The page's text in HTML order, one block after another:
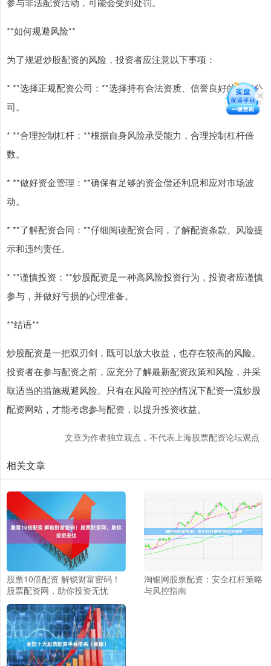
**如何规避风险**
为了规避炒股配资的风险，投资者应注意以下事项：
* **选择正规配资公司：**选择持有合法资质、信誉良好的配资公
司。
* **合理控制杠杆：**根据自身风险承受能力，合理控制杠杆倍
数。
* **做好资金管理：**确保有足够的资金偿还利息和应对市场波
动。
* **了解配资合同：**仔细阅读配资合同，了解配资条款、风险提
示和违约责任。
* **谨慎投资：**炒股配资是一种高风险投资行为，投资者应谨慎
参与，并做好亏损的心理准备。
**结语**
炒股配资是一把双刃剑，既可以放大收益，也存在较高的风险。
投资者在参与配资之前，应充分了解最新配资政策和风险，并采
取适当的措施规避风险。只有在风险可控的情况下配资一流炒股
配资网站，才能考虑参与配资，以提升投资收益。
文章为作者独立观点，不代表上海股票配资论坛观点
相关文章
股票10倍配资 解锁财富密码！
股票配资网，助你投资无忧
淘银网股票配资：安全杠杆策略
与风控指南